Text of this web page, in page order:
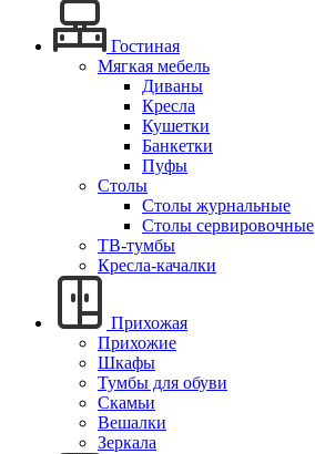
Гостиная
Мягкая мебель
Диваны
Кресла
Кушетки
Банкетки
Пуфы
Столы
Столы журнальные
Столы сервировочные
ТВ-тумбы
Кресла-качалки
Прихожая
Прихожие
Шкафы
Тумбы для обуви
Скамьи
Вешалки
Зеркала